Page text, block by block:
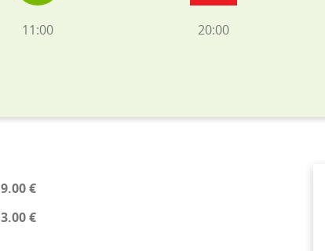
11:00 20:00
9.00 €
3.00 €